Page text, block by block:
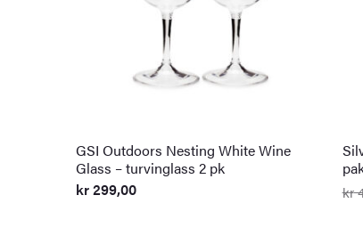
GSI Outdoors Nesting White Wine
Glass – turvinglass 2 pk
kr299,00 kr